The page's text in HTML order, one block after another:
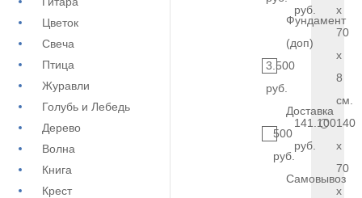
Цветок
Свеча
Птица
Журавли
Голубь и Лебедь
Дерево
Волна
Книга
Крест
Фундамент
(доп)
3.500
руб.
Доставка
500
руб.
Самовывоз
руб.
x
70
x
8
см.
141.100
руб.
140
x
70
x